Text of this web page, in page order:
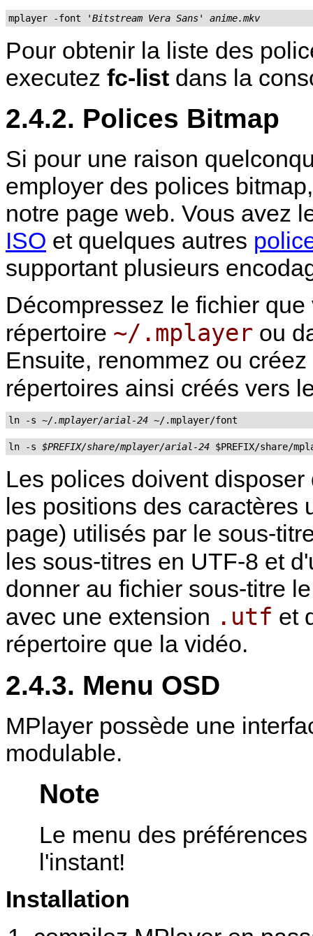
mplayer -font 'Bitstream Vera Sans' anime.mkv
Pour obtenir la liste des
executez fc-list dans la
2.4.2. Polices Bitmap
Si pour une raison
employer des polices
notre page web. Vous avez
ISO et quelques autres
supportant plusieurs
Décompressez le fichier
répertoire ~/.mplayer ou
Ensuite, renommez ou
répertoires ainsi créés vers
ln -s ~/.mplayer/arial-24 ~/.mplayer/font
ln -s $PREFIX/share/mplayer/arial-24 $PREFIX/share/
Les polices doivent
les positions des caractères
page) utilisés par le sous-
les sous-titres en UTF-8 et
donner au fichier sous-titre
avec une extension .utf et
répertoire que la vidéo.
2.4.3. Menu OSD
MPlayer possède une
modulable.
Note
Le menu des
l'instant!
Installation